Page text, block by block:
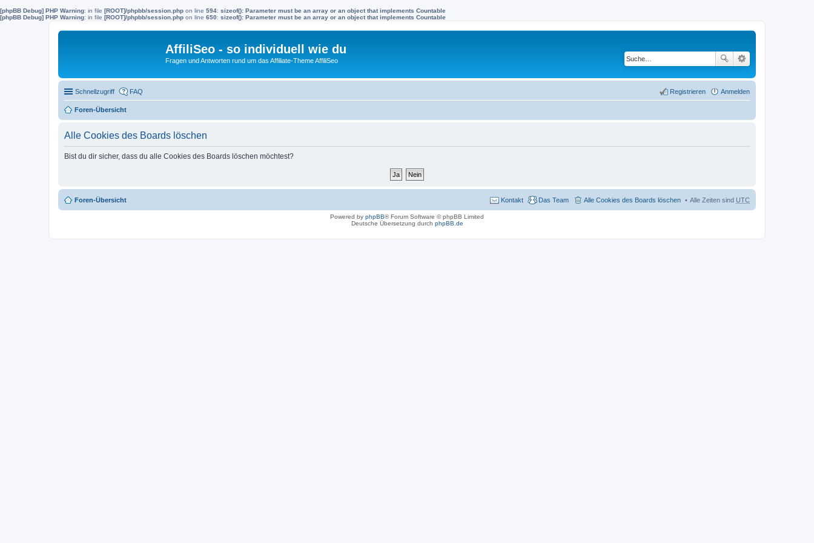
[phpBB Debug] PHP Warning: in file [ROOT]/phpbb/session.php on line 594: sizeof(): Parameter must be an array or an object that implements Countable
[phpBB Debug] PHP Warning: in file [ROOT]/phpbb/session.php on line 650: sizeof(): Parameter must be an array or an object that implements Countable
AffiliSeo - so individuell wie du
Fragen und Antworten rund um das Affiliate-Theme AffiliSeo
Schnellzugriff FAQ Anmelden
Registrieren
Foren-Übersicht
Alle Cookies des Boards löschen
Bist du dir sicher, dass du alle Cookies des Boards löschen möchtest?
Foren-Übersicht Alle Zeiten sind UTC
Alle Cookies des Boards löschen
Das Team
Kontakt
Powered by phpBB® Forum Software © phpBB Limited
Deutsche Übersetzung durch phpBB.de